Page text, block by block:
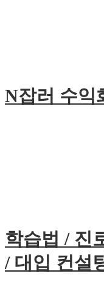
N잡러 수익
학습법 / 진
/ 대입 컨설